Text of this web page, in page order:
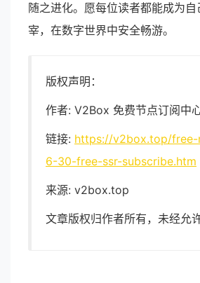
随之进化。愿每位读者都能成为
宰，在数字世界中安全畅游。
版权声明：
作者: V2Box 免费节点订阅中
链接: https://v2box.top/
6-30-free-ssr-subscribe.htm
来源: v2box.top
文章版权归作者所有，未经允